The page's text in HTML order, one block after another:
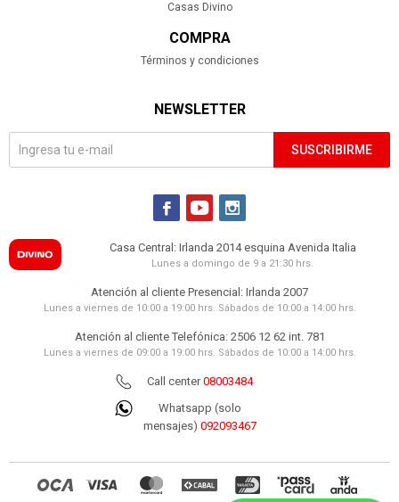
Casas Divino
COMPRA
Términos y condiciones
NEWSLETTER
SUSCRIBIRME
  
Casa Central: Irlanda 2014 esquina Avenida Italia
Lunes a domingo de 9 a 21:30 hrs.
Atención al cliente Presencial: Irlanda 2007
Lunes a viernes de 10:00 a 19:00 hrs. Sábados de 10:00 a 14:00 hrs.
Atención al cliente Telefónica: 2506 12 62 int. 781
Lunes a viernes de 09:00 a 19:00 hrs. Sábados de 10:00 a 14:00 hrs.
Call center08003484
Whatsapp (solo
mensajes) 092093467